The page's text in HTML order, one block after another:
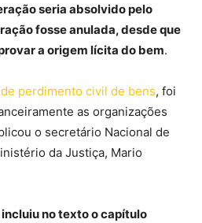
seria absolvido pelo
fosse anulada, desde que
a origem lícita do bem.
perdimento civil de bens, foi
as organizações
o secretário Nacional de
da Justiça, Mario
no texto o capítulo